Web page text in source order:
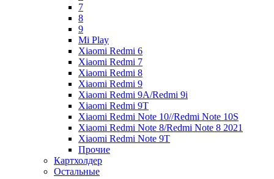
7
8
9
Mi Play
Xiaomi Redmi 6
Xiaomi Redmi 7
Xiaomi Redmi 8
Xiaomi Redmi 9
Xiaomi Redmi 9A/Redmi 9i
Xiaomi Redmi 9T
Xiaomi Redmi Note 10//Redmi Note 10S
Xiaomi Redmi Note 8/Redmi Note 8 2021
Xiaomi Redmi Note 9T
Прочие
Картхолдер
Остальные